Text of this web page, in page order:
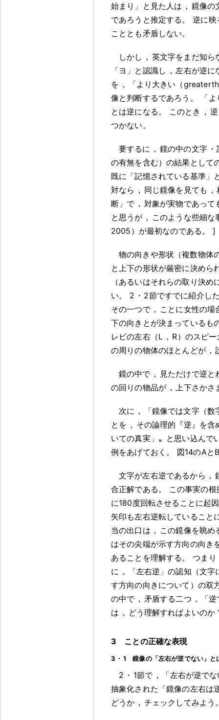
始まり」と見た人は ， 鏡像の
であろうと推定する 。
逆に映
こととも矛盾しない。
しかし ， 英文字をまだ知ら
「ヨ」と認識し ， 左右が逆に
を ，
「より大きい（
像と判断するであろう 。
「
とは逆になる 。 このとき ，
つかない 。
要するに ， 鏡の中の文字 ・
の有無を含む）の結果として
既に「記憶されている基準」
対なら ， 同じ鏡像を見ても ，
断」で ， 対象が実物であって
と思うが ， このような些細な
2005）が最初なのである 。 ]
物の向きや形状（複数物体
と上下の形状が厳密に決めら
（あるいはそれらの取り決
い。 2 ・ 2節ですでに紹介し
その一つで ， ことに女性の場
下の向きとが決まっているも
レビの左右（L ， R）のスピ
の周りの物体のほとんどが ，
鏡の中で ， 見ただけで逆
の回りの物品が ， 上下さか
次に ，
「鏡像では文字（数
とを ， その論理的『逆』を含
いての真実」〟と思い込んで
例をあげておく 。 図14のAと
文字が左右逆であるから ，
合正解である 。
この事実の
に180度回転させることに起
矢印も左右逆転していること
当の出口は ， この鏡像を眺め
はその尖端が示す方向の向き
あることを理解する 。 つまり
に ，
「左右逆」の認知（文
す方向の向きについて）の双
の中で ， 矛盾する二つ ，
「
は ， どう理解すればよいのか
3 ことの正確な表現
3 ・ 1 鏡像の「左右が逆でない」と
2 ・ 1節で ，
「左右が逆で
抽象化された「鏡像の左右は
どうか ， チェックしてみよう